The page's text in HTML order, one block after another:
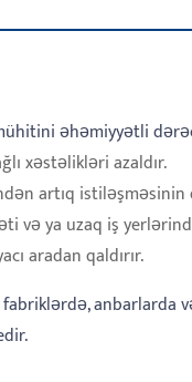
əhəmiyyətli
xəstəlikləri azaldır.
artıq istiləşməsinin
və ya uzaq iş
aradan qaldırır.
anbarlarda